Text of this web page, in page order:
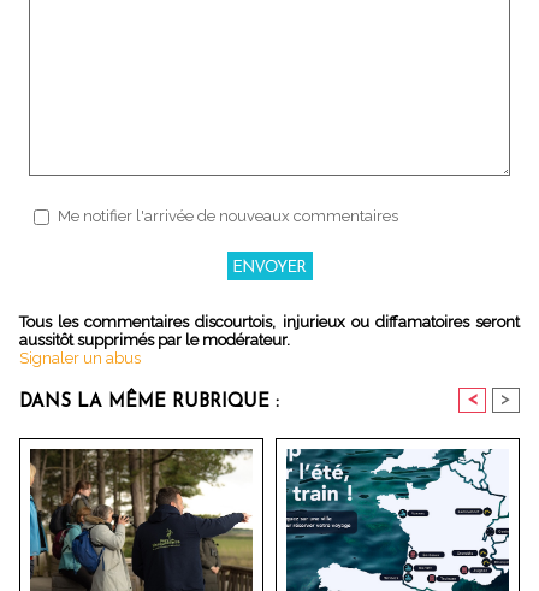
Me notifier l'arrivée de nouveaux commentaires
Tous les commentaires discourtois, injurieux ou diffamatoires seront
aussitôt supprimés par le modérateur.
Signaler un abus
DANS LA MÊME RUBRIQUE : < >